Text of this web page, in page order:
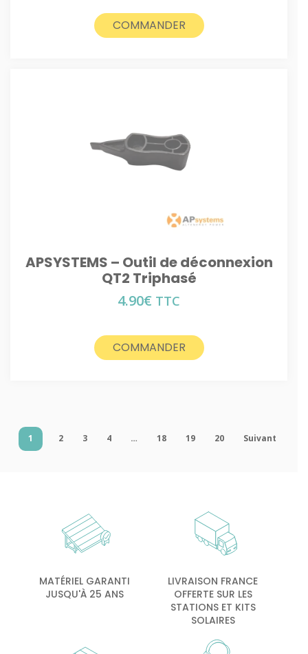
COMMANDER
APSYSTEMS – Outil de déconnexion
QT2 Triphasé
4.90€ TTC
COMMANDER
1 2 3 4 … 18 19 20 Suivant
MATÉRIEL GARANTI
JUSQU'À 25 ANS
LIVRAISON FRANCE
OFFERTE SUR LES
STATIONS ET KITS
SOLAIRES